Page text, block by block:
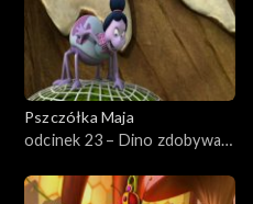
Pszczółka Maja
odcinek 23 – Dino zdobywa